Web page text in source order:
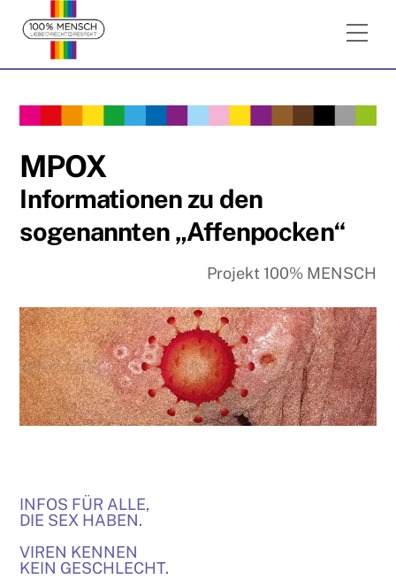
content
MPOX
Informationen zu den
sogenannten „Affenpocken“
Projekt 100% MENSCH
INFOS FÜR ALLE,
DIE SEX HABEN.
VIREN KENNEN
KEIN GESCHLECHT.